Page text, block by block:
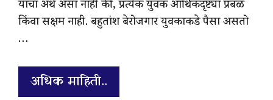
याचा अर्थ असा नाही की, प्रत्येक युवक आर्थिकदृष्ट्या प्रबळ
किंवा सक्षम नाही. बहुतांश बेरोजगार युवकाकडे पैसा असतो
…
अधिक माहिती..